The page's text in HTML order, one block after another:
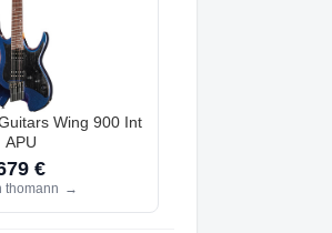
Wing 900 Int
APU
€
thomann →